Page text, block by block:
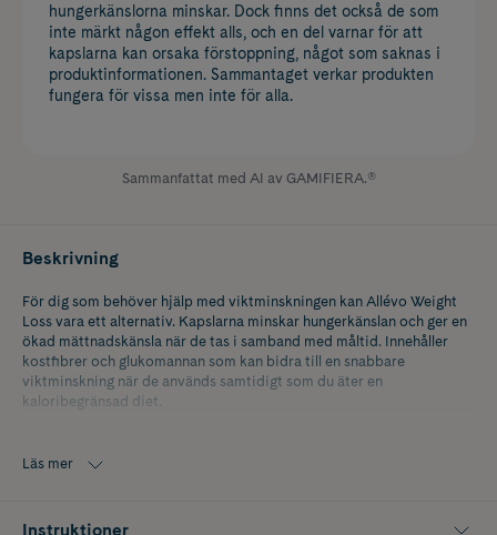
hungerkänslorna minskar. Dock finns det också de som
inte märkt någon effekt alls, och en del varnar för att
kapslarna kan orsaka förstoppning, något som saknas i
produktinformationen. Sammantaget verkar produkten
fungera för vissa men inte för alla.
Sammanfattat med AI av GAMIFIERA.®
Beskrivning
För dig som behöver hjälp med viktminskningen kan Allévo Weight
Loss vara ett alternativ. Kapslarna minskar hungerkänslan och ger en
ökad mättnadskänsla när de tas i samband med måltid. Innehåller
kostfibrer och glukomannan som kan bidra till en snabbare
viktminskning när de används samtidigt som du äter en
kaloribegränsad diet.
Läs mer
Instruktioner